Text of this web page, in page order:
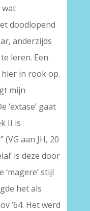
wat
doodlopend
anderzijds
leren. Een
in rook op.
mijn
‘extase’ gaat
II is
aan JH, 20
is deze door
stijl
het als
’64. Het werd